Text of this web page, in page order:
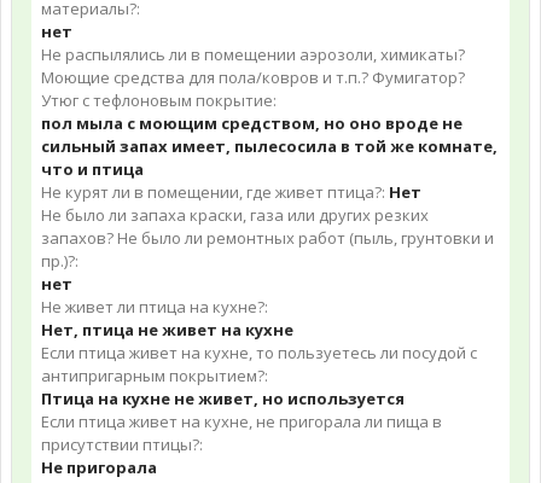
материалы?:
нет
Не распылялись ли в помещении аэрозоли, химикаты?
Моющие средства для пола/ковров и т.п.? Фумигатор?
Утюг с тефлоновым покрытие:
пол мыла с моющим средством, но оно вроде не
сильный запах имеет, пылесосила в той же комнате,
что и птица
Не курят ли в помещении, где живет птица?: Нет
Не было ли запаха краски, газа или других резких
запахов? Не было ли ремонтных работ (пыль, грунтовки и
пр.)?:
нет
Не живет ли птица на кухне?:
Нет, птица не живет на кухне
Если птица живет на кухне, то пользуетесь ли посудой с
антипригарным покрытием?:
Птица на кухне не живет, но используется
Если птица живет на кухне, не пригорала ли пища в
присутствии птицы?:
Не пригорала